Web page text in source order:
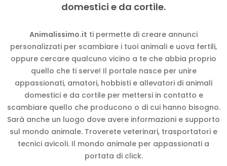
domestici e da cortile.
Animalissimo.it ti permette di creare annunci
personalizzati per scambiare i tuoi animali e uova fertili,
oppure cercare qualcuno vicino a te che abbia proprio
quello che ti serve! Il portale nasce per unire
appassionati, amatori, hobbisti e allevatori di animali
domestici e da cortile per mettersi in contatto e
scambiare quello che producono o di cui hanno bisogno.
Sarà anche un luogo dove avere informazioni e supporto
sul mondo animale. Troverete veterinari, trasportatori e
tecnici avicoli. Il mondo animale per appassionati a
portata di click.